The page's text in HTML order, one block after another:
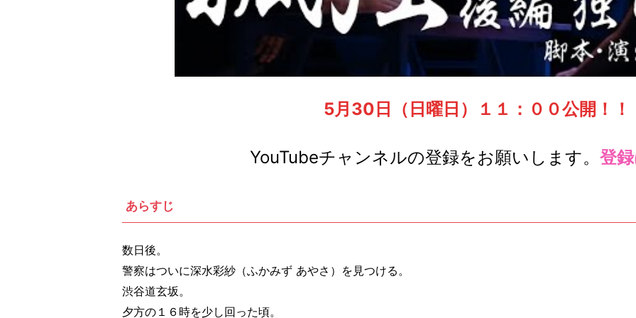
5月30日（日曜日）１１：００公開！！
YouTubeチャンネルの登録をお願いします。 登
あらすじ
数日後。
警察はついに深水彩紗（ふかみず あやさ）を見つける。
渋谷道玄坂。
夕方の１６時を少し回った頃。